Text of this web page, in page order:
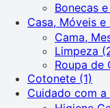
Bonecas
Casa, Móveis
Cama,
Limpeza
Roupa de
Cotonete (1)
Cuidado com a